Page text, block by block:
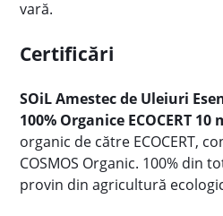
vară.
Certificări
SOiL Amestec de Uleiuri
100% Organice ECOCERT 10
organic de către ECOCERT,
COSMOS Organic. 100% din
provin din agricultură